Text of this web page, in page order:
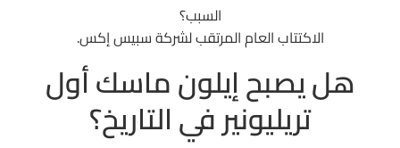
هل يبني إيلون ماسك المستقبل… أم أقوى
السبب؟
الاكتتاب العام المرتقب لشركة سبيس إكس.
هل يصبح إيلون ماسك أول
تريليونير في التاريخ؟